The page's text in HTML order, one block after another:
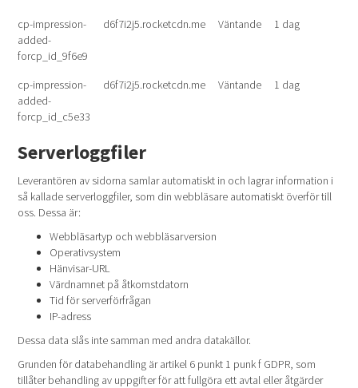
cp-impression-
added-
forcp_id_9f6e9
d6f7i2j5.rocketcdn.me Väntande 1 dag
cp-impression-
added-
forcp_id_c5e33
d6f7i2j5.rocketcdn.me Väntande 1 dag
Serverloggfiler
Leverantören av sidorna samlar automatiskt in och lagrar information i
så kallade serverloggfiler, som din webbläsare automatiskt överför till
oss. Dessa är:
Webbläsartyp och webbläsarversion
Operativsystem
Hänvisar-URL
Värdnamnet på åtkomstdatorn
Tid för serverförfrågan
IP-adress
Dessa data slås inte samman med andra datakällor.
Grunden för databehandling är artikel 6 punkt 1 punk f GDPR, som
tillåter behandling av uppgifter för att fullgöra ett avtal eller åtgärder